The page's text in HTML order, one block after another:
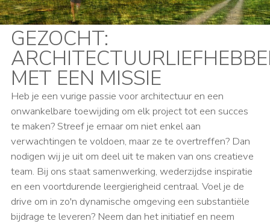
GEZOCHT:
MET EEN MISSIE
Heb je een vurige passie voor architectuur en een
onwankelbare toewijding om elk project tot een succes
te maken? Streef je ernaar om niet enkel aan
verwachtingen te voldoen, maar ze te overtreffen? Dan
nodigen wij je uit om deel uit te maken van ons creatieve
team. Bij ons staat samenwerking, wederzijdse inspiratie
en een voortdurende leergierigheid centraal. Voel je de
drive om in zo'n dynamische omgeving een substantiële
bijdrage te leveren? Neem dan het initiatief en neem